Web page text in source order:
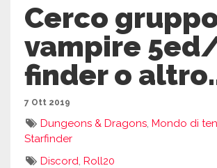
Cerco
vampire
finder o
7 Ott 2019
Dungeons & Dragons,Mondo di
Starfinder
Discord,Roll20